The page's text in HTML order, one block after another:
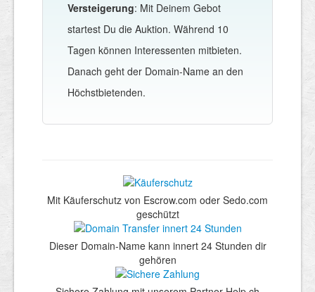
Versteigerung: Mit Deinem Gebot
startest Du die Auktion. Während 10
Tagen können Interessenten mitbieten.
Danach geht der Domain-Name an den
Höchstbietenden.
Mit Käuferschutz von Escrow.com oder Sedo.com
geschützt
Dieser Domain-Name kann innert 24 Stunden dir
gehören